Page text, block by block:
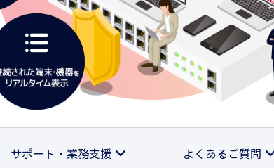
サポート・業務支援 よくあるご質問